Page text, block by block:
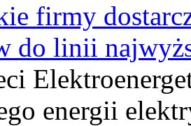
firmy
do linii
energii